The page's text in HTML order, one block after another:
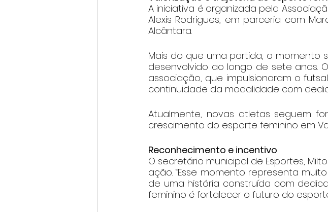
A iniciativa é organizada pela
Alexis Rodrigues, em parceria com
Alcântara.
Mais do que uma partida, o momento
desenvolvido ao longo de sete anos.
associação, que impulsionaram o
continuidade da modalidade com
Atualmente, novas atletas seguem
crescimento do esporte feminino em
Reconhecimento e incentivo
O secretário municipal de Esportes,
ação. “Esse momento representa
de uma história construída com
feminino é fortalecer o futuro do